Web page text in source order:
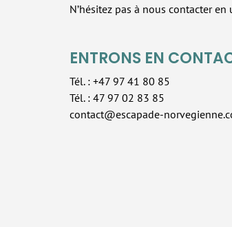
N’hésitez pas à nous contacter
ENTRONS EN
Tél. : +47 97 41 80 85
Tél. : 47 97 02 83 85
contact@escapade-